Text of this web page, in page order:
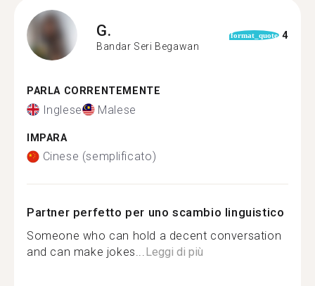
G.
Bandar Seri Begawan
format_quote 4
PARLA CORRENTEMENTE
Inglese Malese
IMPARA
Cinese (semplificato)
Partner perfetto per uno scambio linguistico
Someone who can hold a decent conversation
and can make jokes...Leggi di più